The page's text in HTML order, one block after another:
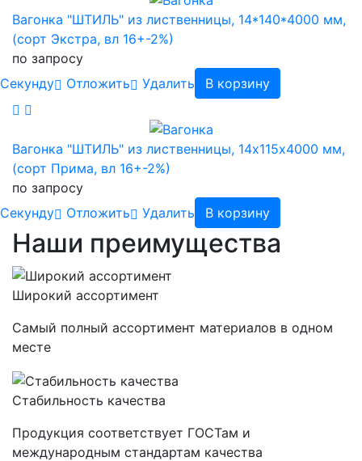
Вагонка "ШТИЛЬ" из лиственницы, 14*140*4000 мм,
(сорт Экстра, вл 16+-2%)
по запросу
Cекунду
Отложить Удалить В корзину
Вагонка "ШТИЛЬ" из лиственницы, 14х115х4000 мм,
(сорт Прима, вл 16+-2%)
по запросу
Cекунду
Отложить Удалить В корзину
Наши преимущества
Широкий ассортимент
Самый полный ассортимент материалов в одном
месте
Стабильность качества
Продукция соответствует ГОСТам и
международным стандартам качества